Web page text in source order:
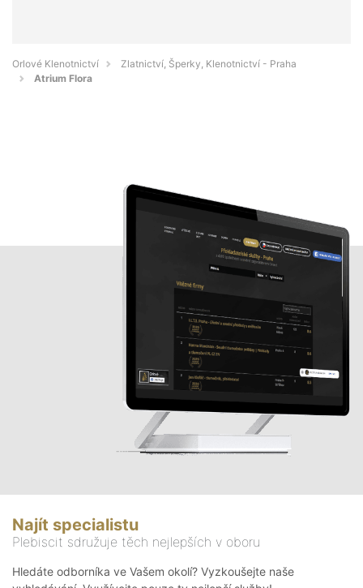
Orlové Klenotnictví
Zlatnictví, Šperky, Klenotnictví - Praha
Atrium Flora
Najít specialistu
Plebiscit sdružuje těch nejlepších v oboru
Hledáte odborníka ve Vašem okolí? Vyzkoušejte naše